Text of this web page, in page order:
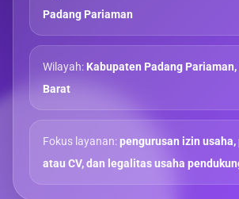
Padang Pariaman
Wilayah: Kabupaten Padang
Barat
Fokus layanan:pengurusan izin
atau CV, dan legalitas usaha